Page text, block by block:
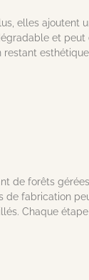
elles ajoutent
et
restant
de forêts
de fabrication
Chaque